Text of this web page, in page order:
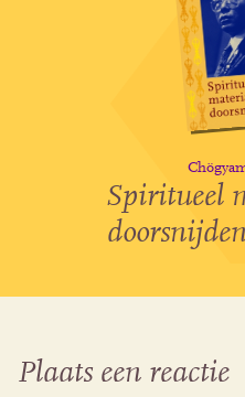
Spiritueel
Plaats een reactie